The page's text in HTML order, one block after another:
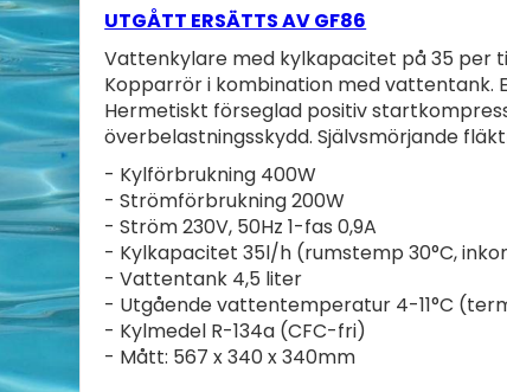
UTGÅTT ERSÄTTS AV GF86
Vattenkylare med kylkapacitet på 35 per
Kopparrör i kombination med
Hermetiskt förseglad positiv
överbelastningsskydd. Självsmörjande
- Kylförbrukning 400W
- Strömförbrukning 200W
- Ström 230V, 50Hz 1-fas 0,9A
- Kylkapacitet 35l/h (rumstemp 30°C,
- Vattentank 4,5 liter
- Utgående vattentemperatur 4-11°C
- Kylmedel R-134a (CFC-fri)
- Mått: 567 x 340 x 340mm